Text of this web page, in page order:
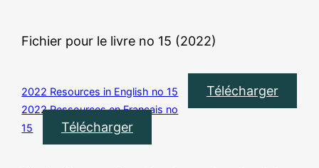
Fichier pour le livre no 15 (2022)
2022 Resources in English no 15 Télécharger
2022 Ressources en Francais no
15
Télécharger